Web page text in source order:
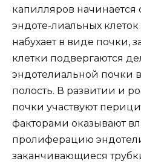
капилляров начинается
эндоте-лиальных
набухает в виде почки,
клетки подвергаются
эндотелиальной почки
полость. В развитии и
почки участвуют
факторами оказывают
пролиферацию
заканчивающиеся